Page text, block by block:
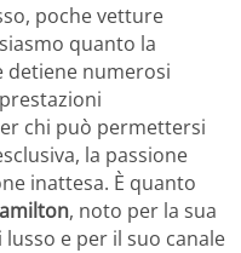
poche vetture
quanto la
detiene numerosi
chi può permettersi
la passione
inattesa. È quanto
, noto per la sua
e per il suo canale